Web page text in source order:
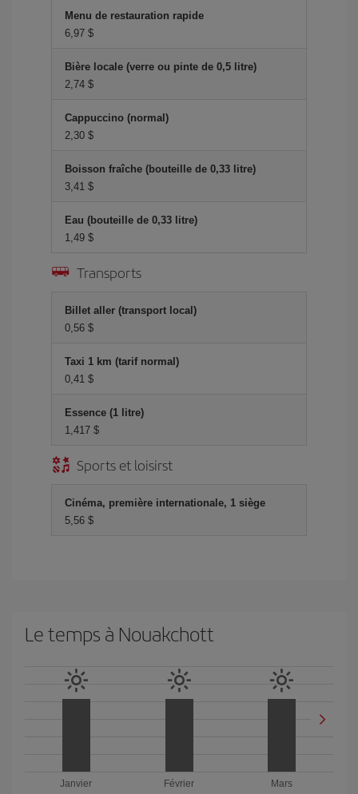
Menu de restauration rapide
6,97 $
Bière locale (verre ou pinte de 0,5 litre)
2,74 $
Cappuccino (normal)
2,30 $
Boisson fraîche (bouteille de 0,33 litre)
3,41 $
Eau (bouteille de 0,33 litre)
1,49 $
Transports
Billet aller (transport local)
0,56 $
Taxi 1 km (tarif normal)
0,41 $
Essence (1 litre)
1,417 $
Sports et loisirst
Cinéma, première internationale, 1 siège
5,56 $
Le temps à Nouakchott
Janvier
Février
Mars